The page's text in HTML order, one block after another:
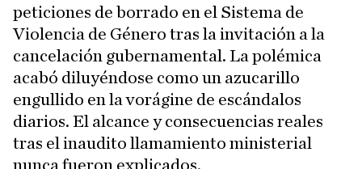
peticiones de borrado en el Sistema de
Violencia de Género tras la invitación a la
cancelación gubernamental. La polémica
acabó diluyéndose como un azucarillo
engullido en la vorágine de escándalos
diarios. El alcance y consecuencias reales
tras el inaudito llamamiento ministerial
nunca fueron explicados.